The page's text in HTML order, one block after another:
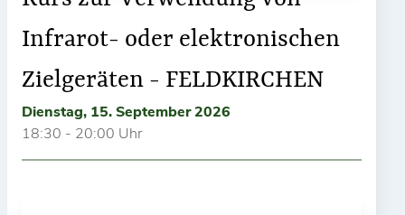
Infrarot- oder elektronischen
Zielgeräten - FELDKIRCHEN
Dienstag, 15. September 2026
18:30 - 20:00 Uhr